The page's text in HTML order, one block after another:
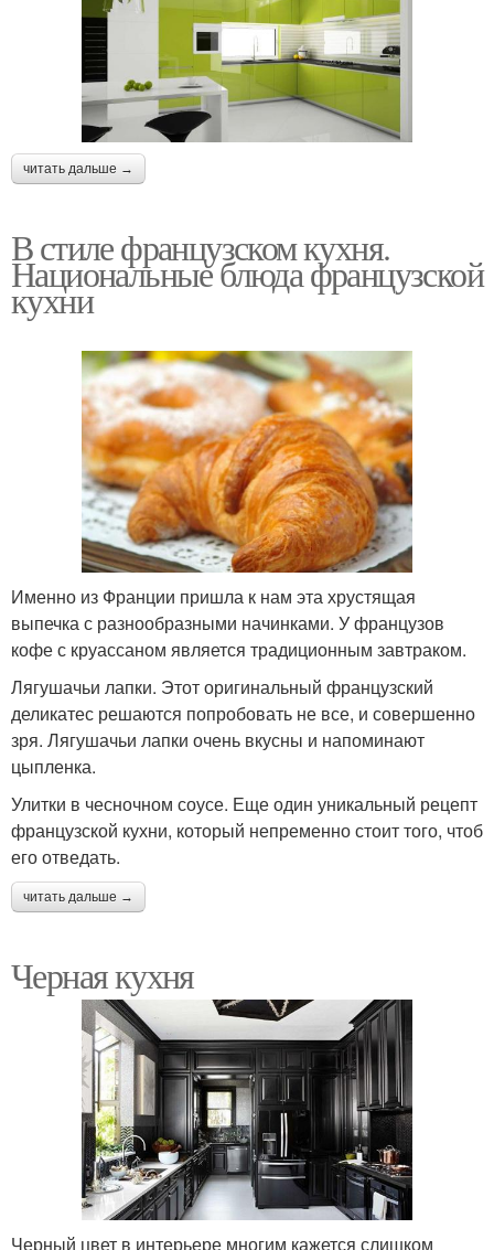
читать дальше →
В стиле французском кухня.
Национальные блюда французской
кухни
Именно из Франции пришла к нам эта хрустящая
выпечка с разнообразными начинками. У французов
кофе с круассаном является традиционным завтраком.
Лягушачьи лапки. Этот оригинальный французский
деликатес решаются попробовать не все, и совершенно
зря. Лягушачьи лапки очень вкусны и напоминают
цыпленка.
Улитки в чесночном соусе. Еще один уникальный рецепт
французской кухни, который непременно стоит того, чтоб
его отведать.
читать дальше →
Черная кухня
Черный цвет в интерьере многим кажется слишком